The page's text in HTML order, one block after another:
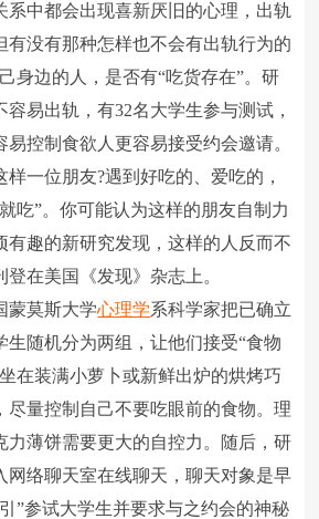
系中都会出现喜新厌旧的心理，出轨
有没有那种怎样也不会有出轨行为的
身边的人，是否有“吃货存在”。研
易出轨，有32名大学生参与测试，
控制食欲人更容易接受约会邀请。
一位朋友?遇到好吃的、爱吃的，
吃”。你可能认为这样的朋友自制力
有趣的新研究发现，这样的人反而不
在美国《发现》杂志上。
莫斯大学心理学系科学家把已确立
生随机分为两组，让他们接受“食物
在装满小萝卜或新鲜出炉的烘烤巧
尽量控制自己不要吃眼前的食物。理
力薄饼需要更大的自控力。随后，研
网络聊天室在线聊天，聊天对象是早
”参试大学生并要求与之约会的神秘